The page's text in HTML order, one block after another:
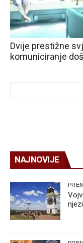
Dvije prestižne
komuniciranje
NAJNOVIJE